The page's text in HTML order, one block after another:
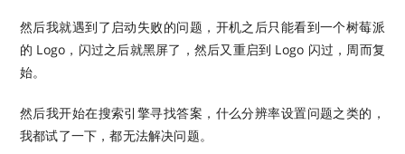
然后我就遇到了启动失败的问题，开机之后只能看到一个树莓派
的 Logo，闪过之后就黑屏了，然后又重启到 Logo 闪过，周而复
始。
然后我开始在搜索引擎寻找答案，什么分辨率设置问题之类的，
我都试了一下，都无法解决问题。